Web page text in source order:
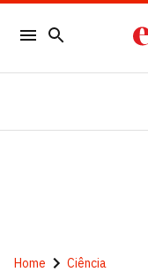
Home Ciência